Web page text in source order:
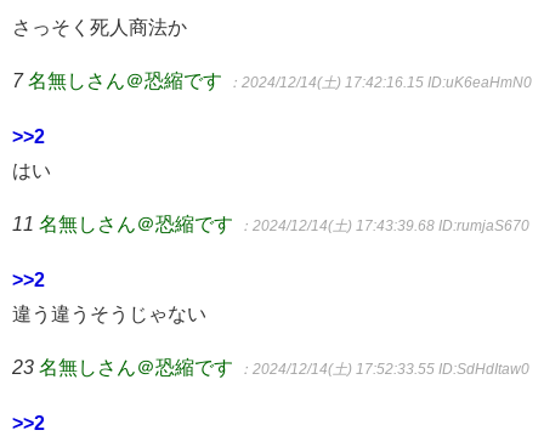
さっそく死人商法か
7 名無しさん＠恐縮です ：2024/12/14(土) 17:42:16.15 ID:uK6eaHmN0
>>2
はい
11 名無しさん＠恐縮です ：2024/12/14(土) 17:43:39.68 ID:rumjaS670
>>2
違う違うそうじゃない
23 名無しさん＠恐縮です ：2024/12/14(土) 17:52:33.55 ID:SdHdItaw0
>>2